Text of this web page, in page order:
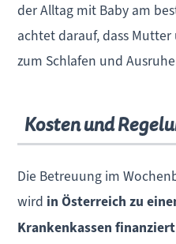
der Alltag mit Baby am
achtet darauf, dass
zum Schlafen und
Kosten und
Die Betreuung im
wird in Österreich zu
Krankenkassen finanziert